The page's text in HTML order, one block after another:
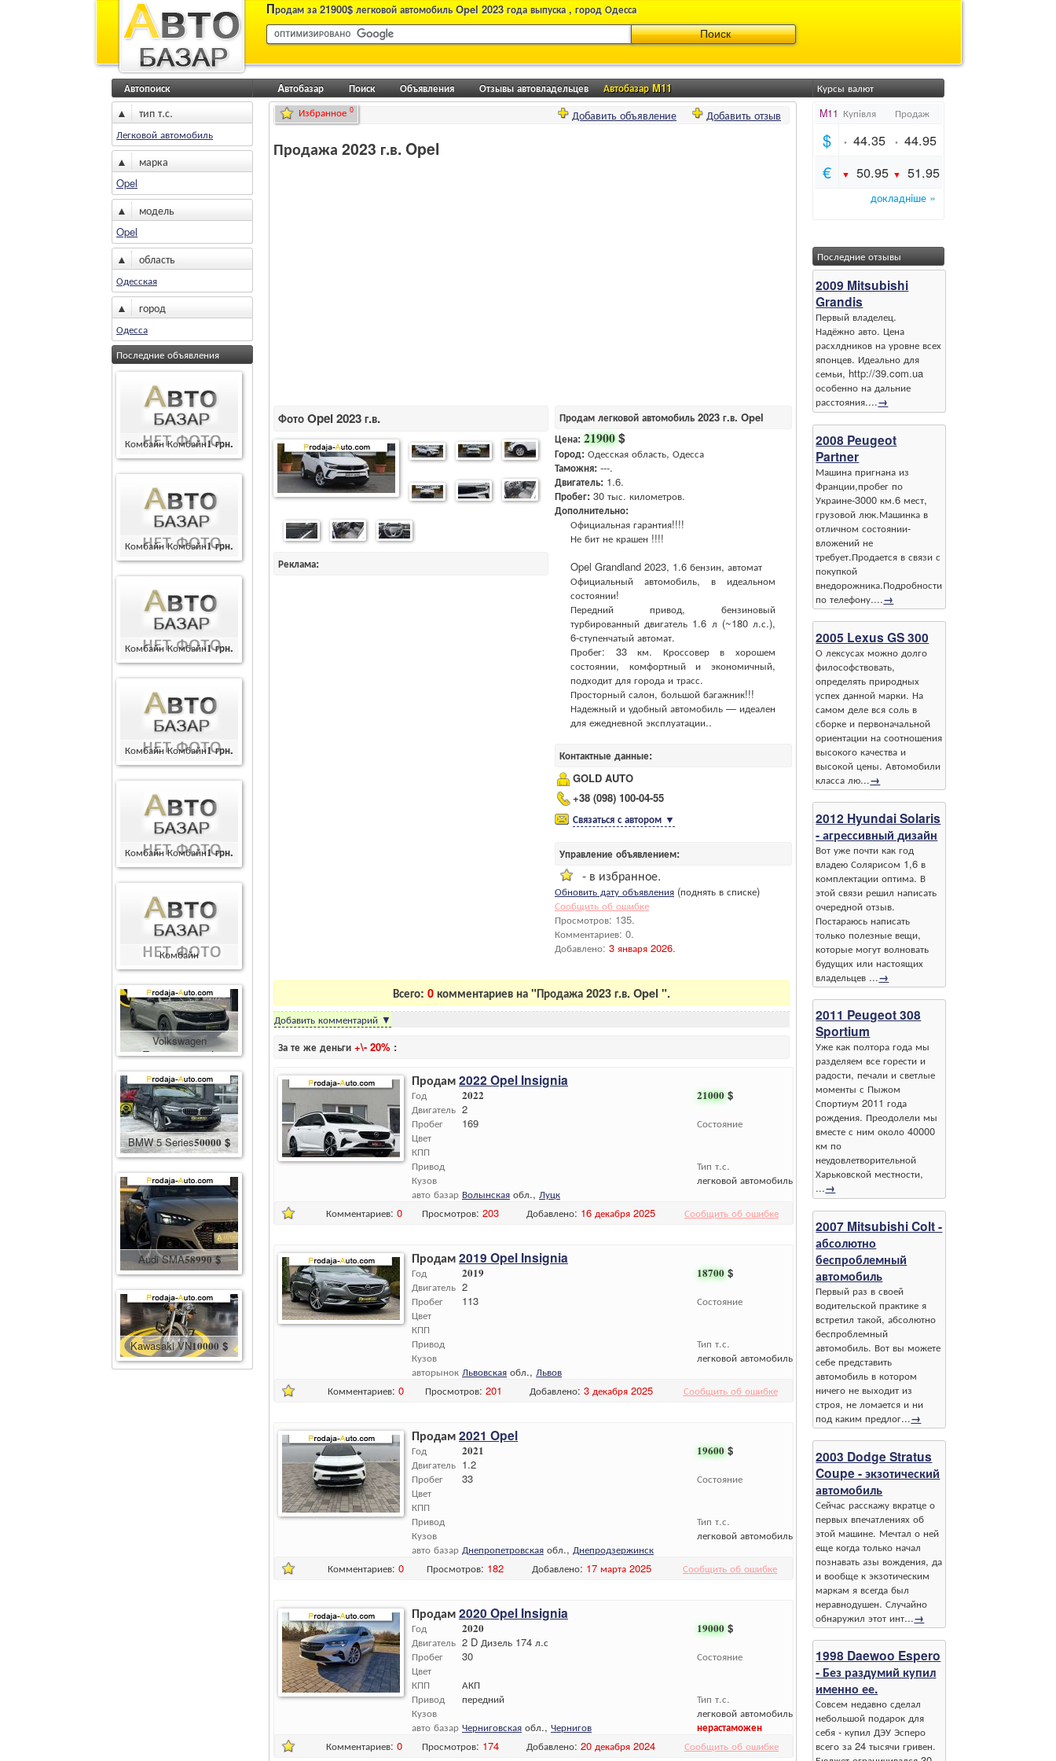
Продам за 21900$ легковой автомобиль Opel 2023 года выпуска , город Одесса
Aвтобазар Поиск Объявления Отзывы автовладельцев Автобазар M11
Автопоиск
▲ тип т.с.
Легковой автомобиль
▲ марка
Opel
▲ модель
Opel
▲ область
Одесская
▲ город
Одесса
Последние объявления
Комбайн Комбайн1 грн.
Комбайн Комбайн1 грн.
Комбайн Комбайн1 грн.
Комбайн Комбайн1 грн.
Комбайн Комбайн1 грн.
Комбайн
Комбайн400000 грн.
Volkswagen
Touareg86600 $
BMW 5 Series50000 $
Audi SMA58990 $
Kawasaki VN10000 $
Добавить отзыв
Добавить объявление
Избранное 0
Продажа 2023 г.в. Opel
Фото Opel 2023 г.в.
Реклама:
Продам легковой автомобиль 2023 г.в. Opel
Цена: 21900$
Город: Одесская область, Одесса
Таможня: ---.
Двигатель: 1.6.
Пробег: 30 тыс. километров.
Дополнительно:
Официальная гарантия!!!!
Не бит не крашен !!!!
Opel Grandland 2023, 1.6 бензин, автомат
Официальный автомобиль, в идеальном
состоянии!
Передний привод, бензиновый
турбированный двигатель 1.6 л (~180 л.с.),
6-ступенчатый автомат.
Пробег: 33 км. Кроссовер в хорошем
состоянии, комфортный и экономичный,
подходит для города и трасс.
Просторный салон, большой багажник!!!
Надежный и удобный автомобиль — идеален
для ежедневной эксплуатации..
Контактные данные:
GOLD AUTO
+38 (098) 100-04-55
Связаться с автором ▼
Управление объявлением:
- в избранное.
Обновить дату объявления (поднять в списке)
Сообщить об ошибке
Просмотров: 135.
Комментариев: 0.
Добавлено: 3 января 2026.
Всего: 0 комментариев на "Продажа 2023 г.в. Opel ".
Добавить комментарий ▼
За те же деньги +\- 20% :
Продам2022 Opel Insignia
21000 $
Состояние
Тип т.с.
легковой автомобиль
Год
Двигатель
Пробег
Цвет
КПП
Привод
Кузов
авто базар
2022
2
169
Волынская обл., Луцк
Комментариев: 0 Просмотров: 203 Добавлено: 16 декабря 2025 Сообщить об ошибке
Продам2019 Opel Insignia
18700 $
Состояние
Тип т.с.
легковой автомобиль
Год
Двигатель
Пробег
Цвет
КПП
Привод
Кузов
авторынок
2019
2
113
Львовская обл., Львов
Комментариев: 0 Просмотров: 201 Добавлено: 3 декабря 2025 Сообщить об ошибке
Продам2021 Opel
19600 $
Состояние
Тип т.с.
легковой автомобиль
Год
Двигатель
Пробег
Цвет
КПП
Привод
Кузов
авто базар
2021
1.2
33
Днепропетровская обл., Днепродзержинск
Комментариев: 0 Просмотров: 182 Добавлено: 17 марта 2025 Сообщить об ошибке
Продам2020 Opel Insignia
19000 $
Состояние
Тип т.с.
легковой автомобиль
нерастаможен
Год
Двигатель
Пробег
Цвет
КПП
Привод
Кузов
авто базар
2020
2 D Дизель 174 л.с
30
АКП
передний
Черниговская обл., Чернигов
Комментариев: 0 Просмотров: 174 Добавлено: 20 декабря 2024 Сообщить об ошибке
Курсы валют
Последние отзывы
2009 Mitsubishi
Grandis
Первый владелец.
Надёжно авто. Цена
расхлдников на уровне всех
японцев. Идеально для
семьи, http://39.com.ua
особенно на дальние
расстояния....→
2008 Peugeot
Partner
Машина пригнана из
Франции,пробег по
Украине-3000 км.6 мест,
грузовой люк.Машинка в
отличном состоянии-
вложений не
требует.Продается в связи с
покупкой
внедорожника.Подробности
по телефону....→
2005 Lexus GS 300
О лексусах можно долго
философствовать,
определять природных
успех данной марки. На
самом деле вся соль в
сборке и первоначальной
ориентации на соотношения
высокого качества и
высокой цены. Автомобили
класса лю...→
2012 Hyundai Solaris
- агрессивный дизайн
Вот уже почти как год
владею Солярисом 1,6 в
комплектации оптима. В
этой связи решил написать
очередной отзыв.
Постараюсь написать
только полезные вещи,
которые могут волновать
будущих или настоящих
владельцев ...→
2011 Peugeot 308
Sportium
Уже как полтора года мы
разделяем все горести и
радости, печали и светлые
моменты с Пыжом
Спортиум 2011 года
рождения. Преодолели мы
вместе с ним около 40000
км по
неудовлетворительной
Харьковской местности,
...→
2007 Mitsubishi Colt -
абсолютно
беспроблемный
автомобиль
Первый раз в своей
водительской практике я
встретил такой, абсолютно
беспроблемный
автомобиль. Вот вы можете
себе представить
автомобиль в котором
ничего не выходит из
строя, не ломается и ни
под каким предлог...→
2003 Dodge Stratus
Coupe - экзотический
автомобиль
Сейчас расскажу вкратце о
первых впечатлениях об
этой машине. Мечтал о ней
еще когда только начал
познавать азы вождения, да
и вообще к экзотическим
маркам я всегда был
неравнодушен. Случайно
обнаружил этот инт...→
1998 Daewoo Espero
- Без раздумий купил
именно ее.
Совсем недавно сделал
небольшой подарок для
себя - купил ДЭУ Эсперо
всего за 24 тысячи гривен.